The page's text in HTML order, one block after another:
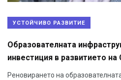
УСТОЙЧИВО РАЗВИТИЕ
Образователната
инвестиция в развитието
Реновирането на